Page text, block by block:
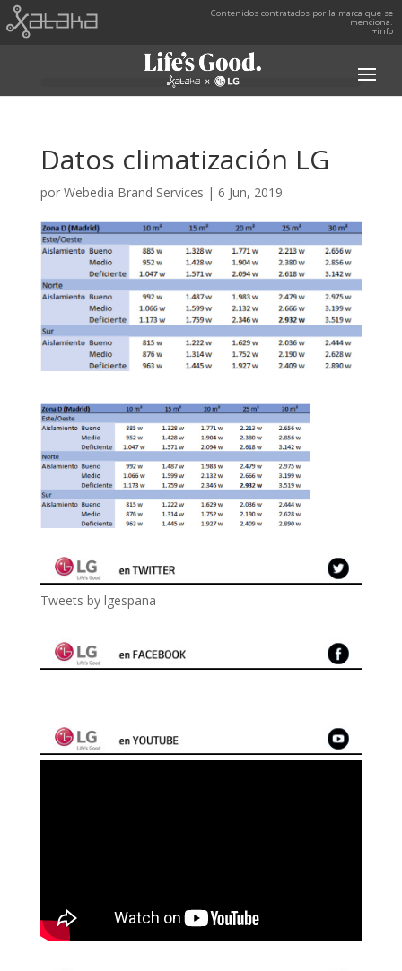
Contenidos contratados por la marca que se
menciona.
+info
Datos climatización LG
por Webedia Brand Services | 6 Jun, 2019
Tweets by lgespana